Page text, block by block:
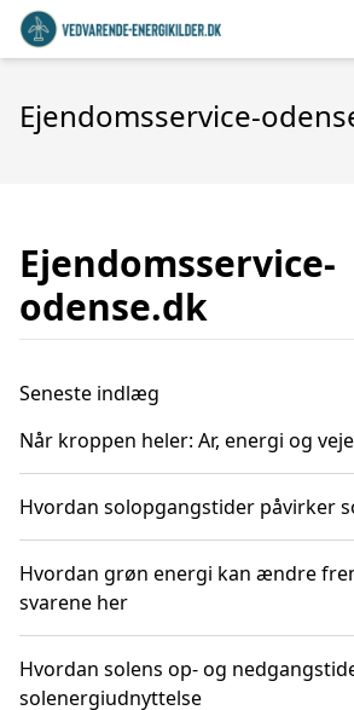
Ejendomsservice-
Ejendomsservice-
odense.dk
Seneste indlæg
Når kroppen heler: Ar, energi og
Hvordan solopgangstider påvirker
Hvordan grøn energi kan ændre
svarene her
Hvordan solens op- og
solenergiudnyttelse